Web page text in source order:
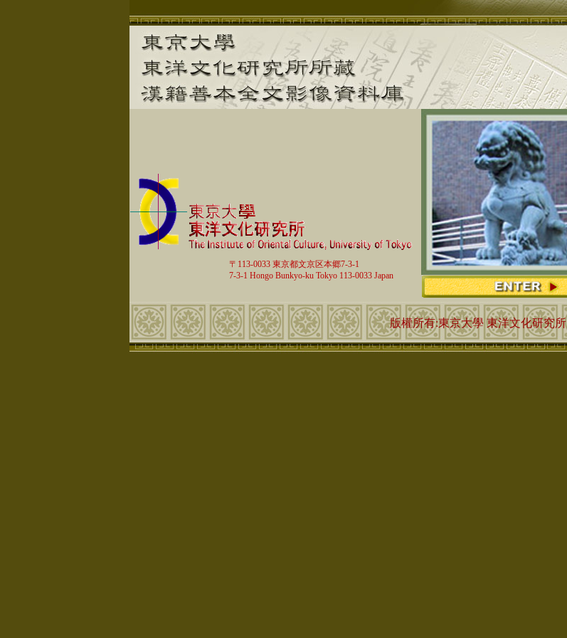
〒113-0033 東京都文京区本郷7-3-1
7-3-1 Hongo Bunkyo-ku Tokyo 113-0033 Japan
版權所有:東京大學 東洋文化研究所